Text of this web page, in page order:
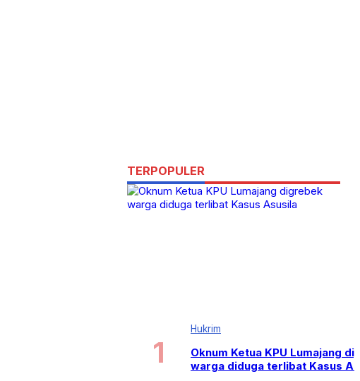
TERPOPULER
Hukrim
Oknum Ketua KPU Lumajang
warga diduga terlibat Kasus